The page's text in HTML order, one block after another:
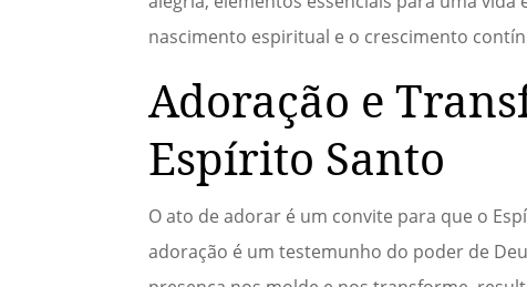
nascimento espiritual e o crescimento
Adoração e
Espírito Santo
O ato de adorar é um convite para que o
adoração é um testemunho do poder de